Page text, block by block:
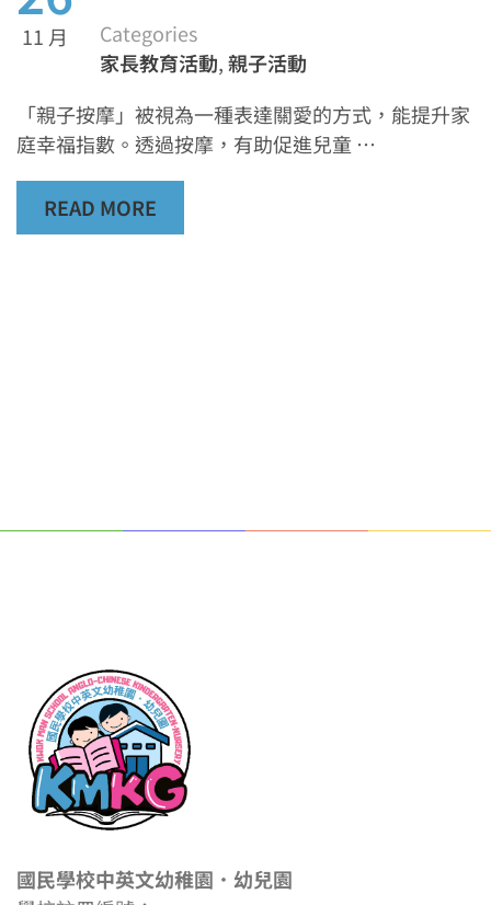
11 月
Categories
家長教育活動,親子活動
「親子按摩」被視為一種表達關愛的方式，能提升家
庭幸福指數。透過按摩，有助促進兒童 …
READ MORE
國民學校中英文幼稚園．幼兒園